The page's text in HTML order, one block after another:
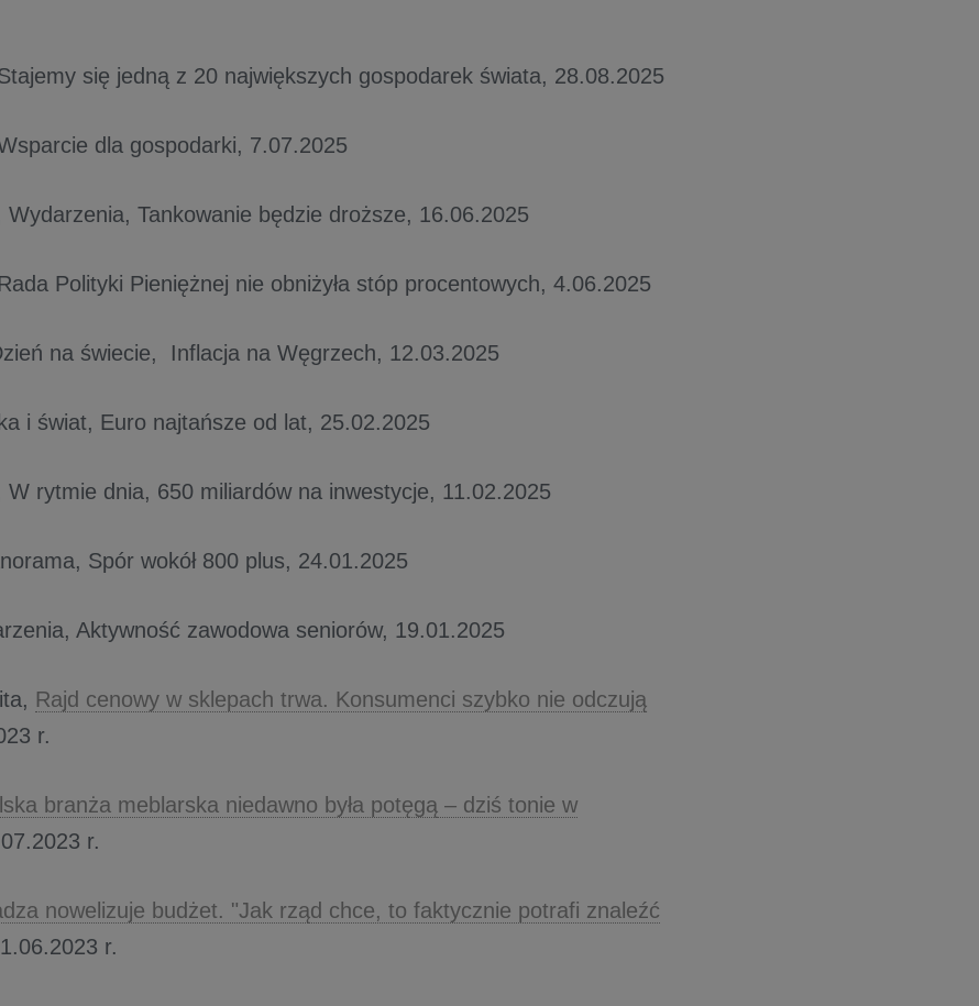
się jedną z 20 największych gospodarek świata, 28.08.2025
dla gospodarki, 7.07.2025
Wydarzenia, Tankowanie będzie droższe, 16.06.2025
Polityki Pieniężnej nie obniżyła stóp procentowych, 4.06.2025
na świecie, Inflacja na Węgrzech, 12.03.2025
i świat, Euro najtańsze od lat, 25.02.2025
W rytmie dnia, 650 miliardów na inwestycje, 11.02.2025
Spór wokół 800 plus, 24.01.2025
Aktywność zawodowa seniorów, 19.01.2025
Rajd cenowy w sklepach trwa. Konsumenci szybko nie odczują
r.
branża meblarska niedawno była potęgą – dziś tonie w
r.
nowelizuje budżet. "Jak rząd chce, to faktycznie potrafi znaleźć
r.